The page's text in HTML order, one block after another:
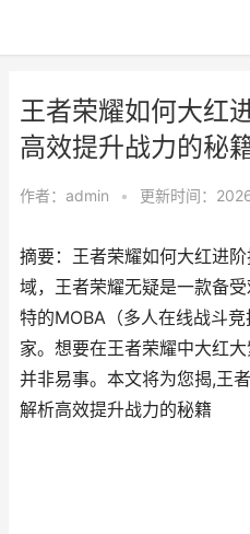
王者荣耀如何大红
高效提升战力的秘
作者： admin • 更新时间：
摘要：王者荣耀如何大红进
域，王者荣耀无疑是一款备
特的MOBA（多人在线战斗
家。想要在王者荣耀中大红
并非易事。本文将为您揭,王
解析高效提升战力的秘籍